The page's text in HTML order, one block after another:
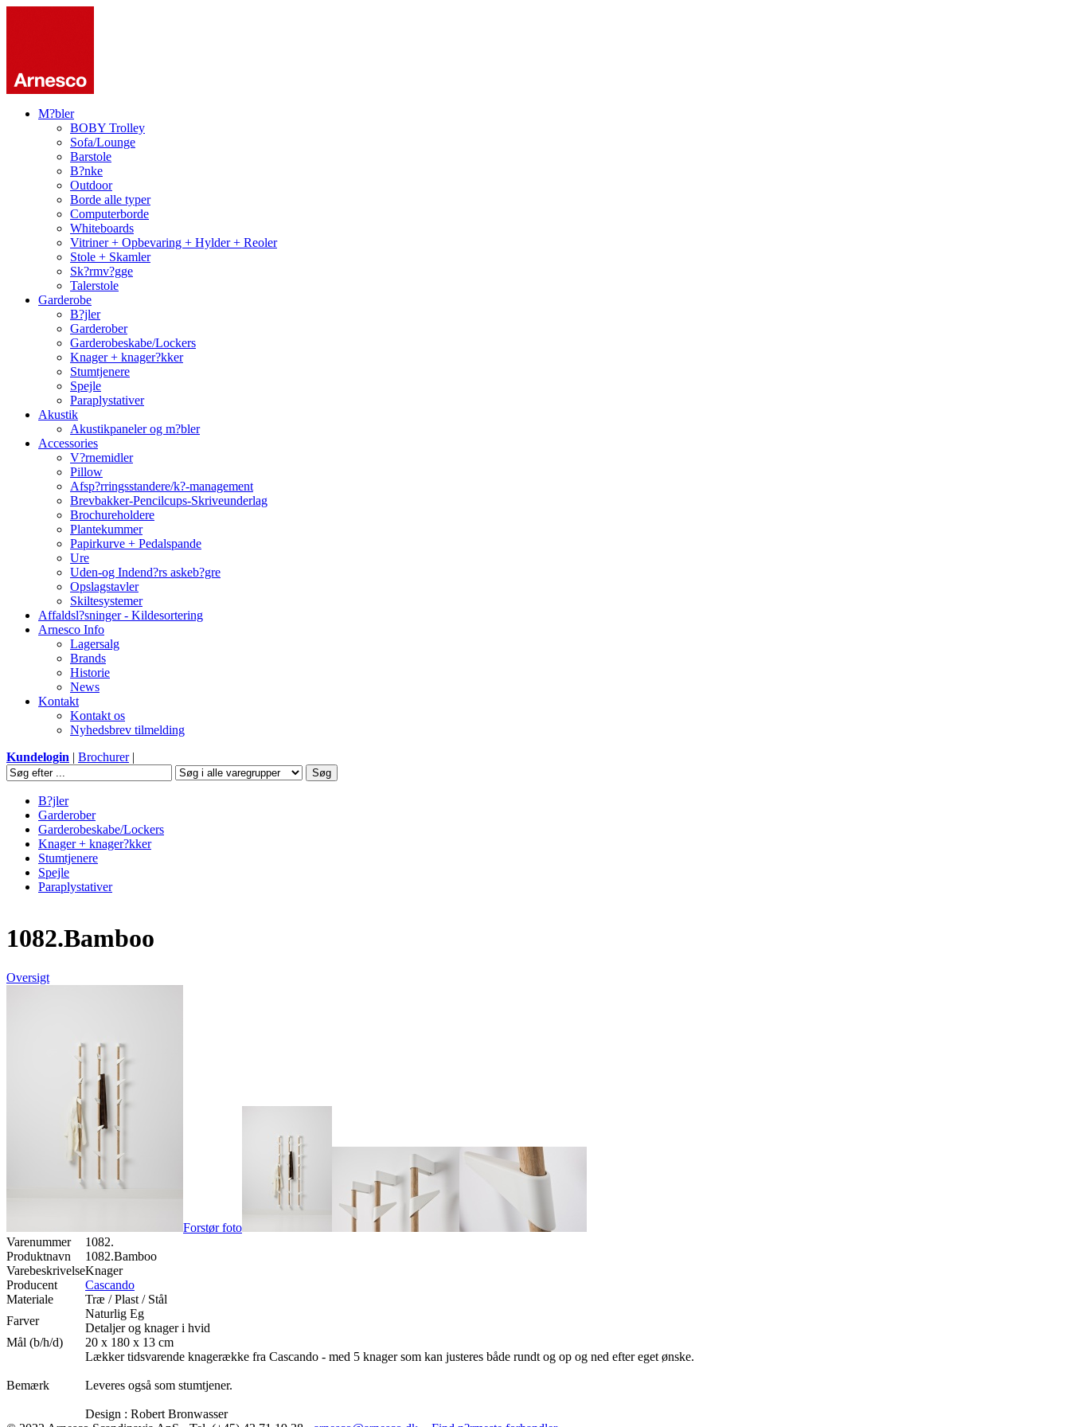
M?bler
BOBY Trolley
Sofa/Lounge
Barstole
B?nke
Outdoor
Borde alle typer
Computerborde
Whiteboards
Vitriner + Opbevaring + Hylder + Reoler
Stole + Skamler
Sk?rmv?gge
Talerstole
Garderobe
B?jler
Garderober
Garderobeskabe/Lockers
Knager + knager?kker
Stumtjenere
Spejle
Paraplystativer
Akustik
Akustikpaneler og m?bler
Accessories
V?rnemidler
Pillow
Afsp?rringsstandere/k?-management
Brevbakker-Pencilcups-Skriveunderlag
Brochureholdere
Plantekummer
Papirkurve + Pedalspande
Ure
Uden-og Indend?rs askeb?gre
Opslagstavler
Skiltesystemer
Affaldsl?sninger - Kildesortering
Arnesco Info
Lagersalg
Brands
Historie
News
Kontakt
Kontakt os
Nyhedsbrev tilmelding
Kundelogin | Brochurer|
B?jler
Garderober
Garderobeskabe/Lockers
Knager + knager?kker
Stumtjenere
Spejle
Paraplystativer
1082.Bamboo
Oversigt
Forstør foto
Varenummer
1082.
Produktnavn
1082.Bamboo
VarebeskrivelseKnager
Producent
Cascando
Materiale
Træ / Plast / Stål
Farver
Naturlig Eg
Detaljer og knager i hvid
Mål (b/h/d)
20 x 180 x 13 cm
Bemærk
Lækker tidsvarende knagerække fra Cascando - med 5 knager som kan justeres både rundt og op og ned efter eget ønske.
Leveres også som stumtjener.
Design : Robert Bronwasser